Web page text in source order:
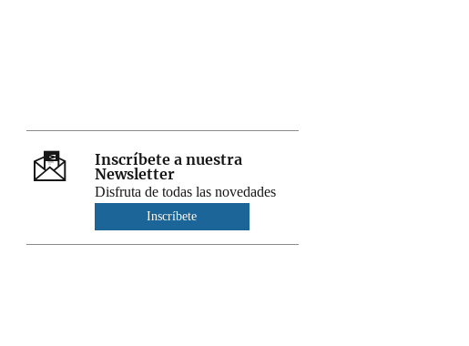
Inscríbete a nuestra
Newsletter
Disfruta de todas las novedades
Inscríbete